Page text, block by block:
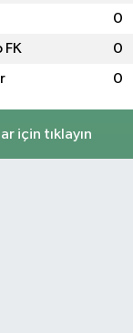
0
FK 0
0
için tıklayın